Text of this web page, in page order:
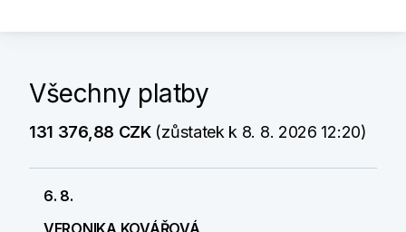
Všechny platby
131 376,88 CZK(zůstatek k 8. 8. 2026 12:20)
6. 8.
VERONIKA KOVÁŘOVÁ